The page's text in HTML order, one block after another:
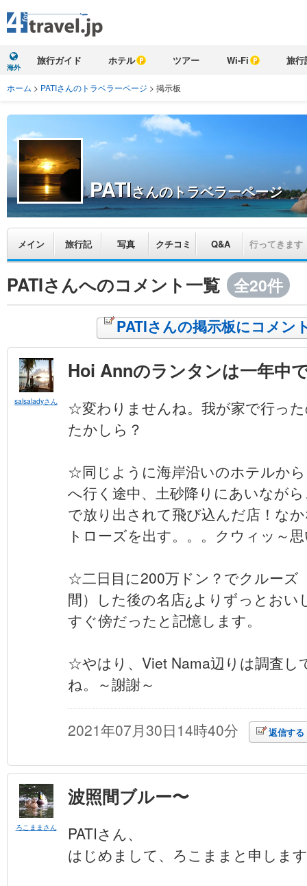
海外
旅行ガイド ホテル ツアー Wi-Fi 旅行
ホーム > PATIさんのトラベラーページ > 掲示板
PATIさんのトラベラーページ
メイン 旅行記 写真 クチコミ Q&A 行ってきます
PATIさんへのコメント一覧 全20件
PATIさんの掲示板にコメン
salsaladyさん
Hoi Annのランタンは一年中
☆変わりませんね。我が家で行っ
たかしら？
☆同じように海岸沿いのホテルか
へ行く途中、土砂降りにあいなが
で放り出されて飛び込んだ店！な
トローズを出す。。。クウィッ～
☆二日目に200万ドン？でクルーズ
間）した後の名店¿よりずっとおい
すぐ傍だったと記憶します。
☆やはり、Viet Nama辺りは調査し
ね。～謝謝～
2021年07月30日14時40分 返信する
ろこままさん
波照間ブルー〜
PATIさん、
はじめまして、ろこままと申しま